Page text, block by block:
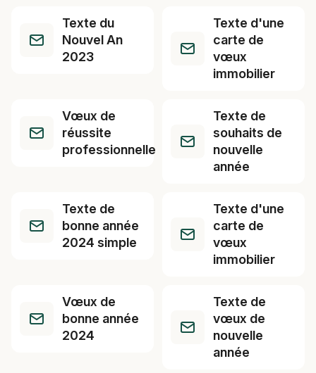
Texte du
Nouvel An
2023
Texte d'une
carte de
vœux
immobilier
Vœux de
réussite
professionnelle
Texte de
souhaits de
nouvelle
année
Texte de
bonne année
2024 simple
Texte d'une
carte de
vœux
immobilier
Vœux de
bonne année
2024
Texte de
vœux de
nouvelle
année